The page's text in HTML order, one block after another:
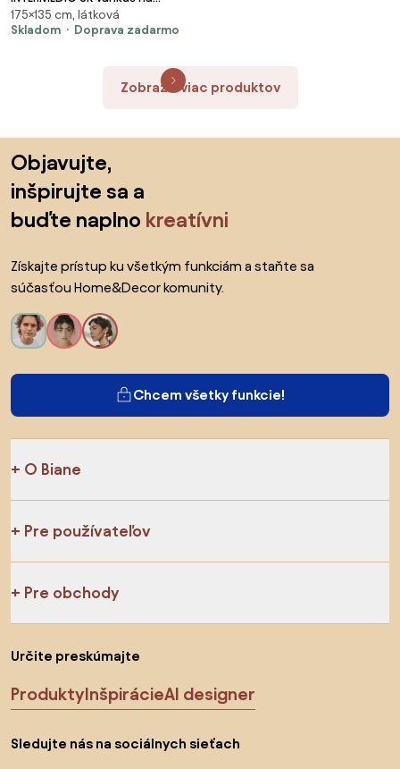
sedenie Plyš XXL Farba:
8.Červený
175×135 cm, látková
Skladom
Doprava zadarmo
Zobraziť viac produktov
Objavujte,
inšpirujte sa a
buďte naplno kreatívni
Získajte prístup ku všetkým funkciám a staňte sa
súčasťou Home&Decor komunity.
Chcem všetky funkcie!
O Biane
Pre používateľov
Pre obchody
Určite preskúmajte
ProduktyInšpirácieAI designer
Sledujte nás na sociálnych sieťach